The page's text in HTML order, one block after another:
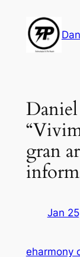
content
gran
Jan
eharmony